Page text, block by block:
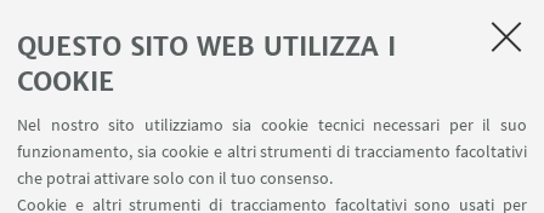
QUESTO SITO WEB UTILIZZA I
COOKIE
Nel nostro sito utilizziamo sia cookie tecnici necessari per il suo
funzionamento, sia cookie e altri strumenti di tracciamento facoltativi
che potrai attivare solo con il tuo consenso.
Cookie e altri strumenti di tracciamento facoltativi sono usati per
Aperto a:tutti